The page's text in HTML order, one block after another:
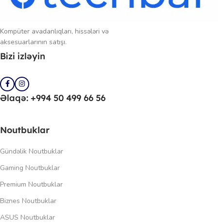
Kompüter avadanlıqları, hissələri və
aksesuarlarının satışı.
Bizi izləyin
Əlaqə: +994 50 499 66 56
Noutbuklar
Gündəlik Noutbuklar
Gaming Noutbuklar
Premium Noutbuklar
Biznes Noutbuklar
ASUS Noutbuklar